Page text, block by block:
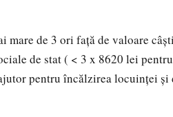
de 3 ori față de valoare
de stat ( < 3 x 8620 lei
pentru încălzirea locuinței și